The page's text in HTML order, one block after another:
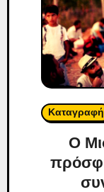
Καταγραφή
Ο